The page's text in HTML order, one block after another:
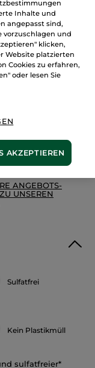
Versandkosten in
ANGEBOTS-
UNSEREN
Sulfatfrei
Kein Plastikmüll
sulfatfreier*
Inhalte und
angepasst sind,
vorzuschlagen und
klicken,
Website platzierten
Cookies zu erfahren,
oder lesen Sie
AKZEPTIEREN